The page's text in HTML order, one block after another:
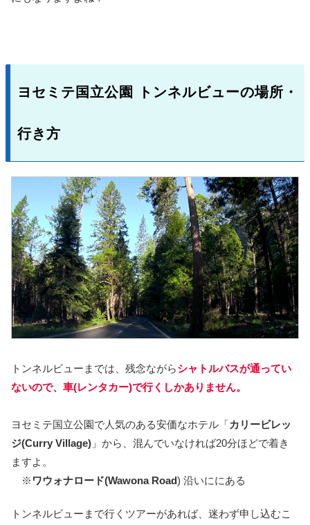
ヨセミテ国立公園 トンネルビューの場所・
行き方
トンネルビューまでは、残念ながらシャトルバスが通ってい
ないので、車(レンタカー)で行くしかありません。
ヨセミテ国立公園で人気のある安価なホテル「カリービレッ
ジ(Curry Village) 」から、混んでいなければ20分ほどで着き
ますよ。
※ ワウォナロード(Wawona Road) 沿いににある
トンネルビューまで行くツアーがあれば、迷わず申し込むこ